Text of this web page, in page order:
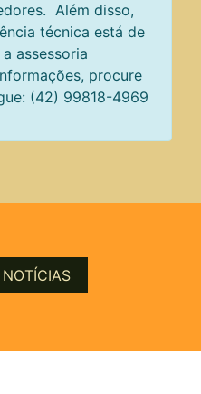
Além disso,
técnica está de
assessoria
procure
(42) 99818-4969